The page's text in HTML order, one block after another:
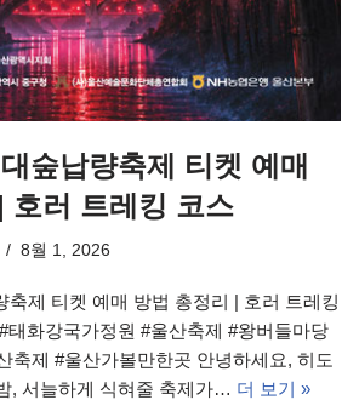
숲납량축제 티켓 예매
호러 트레킹 코스
8월 1, 2026
축제 티켓 예매 방법 총정리 | 호러 트레킹
태화강국가정원 #울산축제 #왕버들마당
축제 #울산가볼만한곳 안녕하세요, 히도
, 서늘하게 식혀줄 축제가… 더 보기 »